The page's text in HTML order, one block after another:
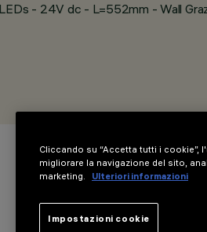
- 24V dc - L=552mm - Wall
Cliccando su “Accetta tutti i
migliorare la navigazione del sito,
marketing.
Ulteriori informazioni
Impostazioni cookie